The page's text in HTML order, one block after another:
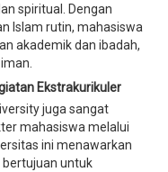
spiritual. Dengan
Islam rutin, mahasiswa
akademik dan ibadah,
Ekstrakurikuler
juga sangat
mahasiswa melalui
ini menawarkan
bertujuan untuk